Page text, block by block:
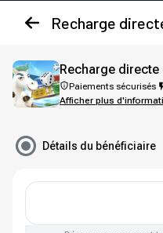
Noté 4,45 sur
Les meilleures offres
Noté 4,45 sur
Recharge
Recharge directe
Paiements sécurisés
Afficher plus
Détails du bénéficiaire